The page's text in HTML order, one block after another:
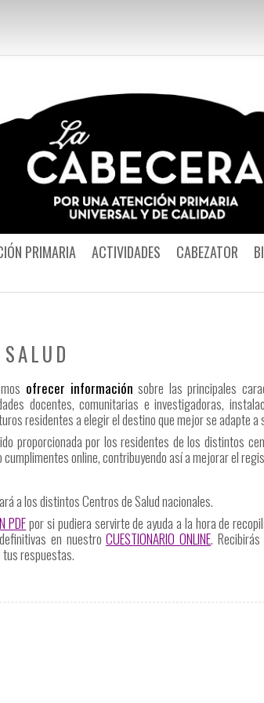
CABEZATOR
ACTIVIDADES
PRIMARIA
ofrecer información sobre las principales
docentes, comunitarias e investigadoras,
residentes a elegir el destino que mejor se adapte
proporcionada por los residentes de los distintos
online, contribuyendo así a mejorar el
a los distintos Centros de Salud nacionales.
PDFpor si pudiera servirte de ayuda a la hora de
en nuestroCUESTIONARIO ONLINE.
tus respuestas.